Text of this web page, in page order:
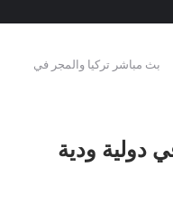
بث مباشر تركيا والمجر في
دولية ودية